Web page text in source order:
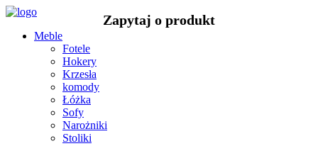
Meble
Fotele
Hokery
Krzesła
komody
Łóżka
Sofy
Narożniki
Stoliki